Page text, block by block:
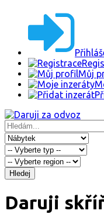
Můj
Hledej
Daruji